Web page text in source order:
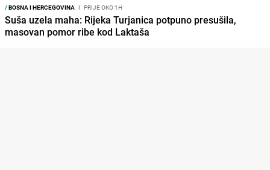
/BOSNA I HERCEGOVINA I PRIJE OKO 1H
Suša uzela maha: Rijeka Turjanica potpuno presušila,
masovan pomor ribe kod Laktaša